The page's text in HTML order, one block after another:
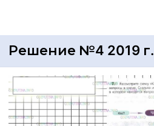
Решение №4 2019 г.